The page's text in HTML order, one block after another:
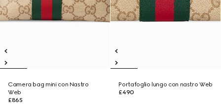
Camera bag mini con Nastro
Web
£865
Portafoglio lungo con nastro Web
£490